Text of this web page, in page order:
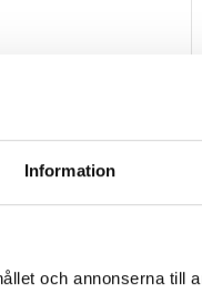
Information
och annonserna till